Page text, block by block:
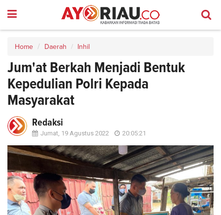
Home Daerah Inhil
Jum'at Berkah Menjadi Bentuk
Kepedulian Polri Kepada
Masyarakat
Redaksi
Jumat, 19 Agustus 2022 20:05:21